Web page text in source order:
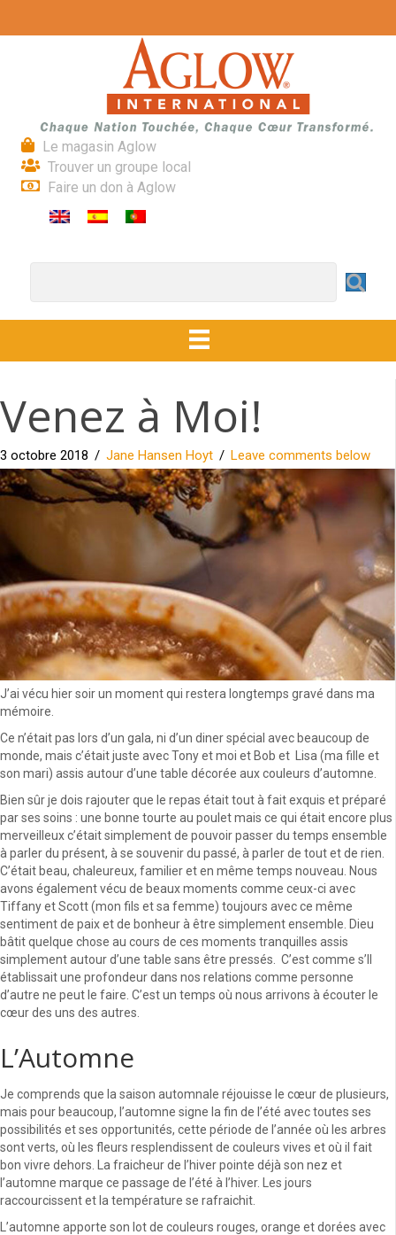
Le magasin Aglow
Trouver un groupe local
Faire un don à Aglow
Venez à Moi!
3 octobre 2018 / Jane Hansen Hoyt / Leave comments below
J’ai vécu hier soir un moment qui restera longtemps gravé dans ma
mémoire.
Ce n’était pas lors d’un gala, ni d’un diner spécial avec beaucoup de
monde, mais c’était juste avec Tony et moi et Bob et Lisa (ma fille et
son mari) assis autour d’une table décorée aux couleurs d’automne.
Bien sûr je dois rajouter que le repas était tout à fait exquis et préparé
par ses soins : une bonne tourte au poulet mais ce qui était encore plus
merveilleux c’était simplement de pouvoir passer du temps ensemble
à parler du présent, à se souvenir du passé, à parler de tout et de rien.
C’était beau, chaleureux, familier et en même temps nouveau. Nous
avons également vécu de beaux moments comme ceux-ci avec
Tiffany et Scott (mon fils et sa femme) toujours avec ce même
sentiment de paix et de bonheur à être simplement ensemble. Dieu
bâtit quelque chose au cours de ces moments tranquilles assis
simplement autour d’une table sans être pressés. C’est comme s’Il
établissait une profondeur dans nos relations comme personne
d’autre ne peut le faire. C’est un temps où nous arrivons à écouter le
cœur des uns des autres.
L’Automne
Je comprends que la saison automnale réjouisse le cœur de plusieurs,
mais pour beaucoup, l’automne signe la fin de l’été avec toutes ses
possibilités et ses opportunités, cette période de l’année où les arbres
sont verts, où les fleurs resplendissent de couleurs vives et où il fait
bon vivre dehors. La fraicheur de l’hiver pointe déjà son nez et
l’automne marque ce passage de l’été à l’hiver. Les jours
raccourcissent et la température se rafraichit.
L’automne apporte son lot de couleurs rouges, orange et dorées avec